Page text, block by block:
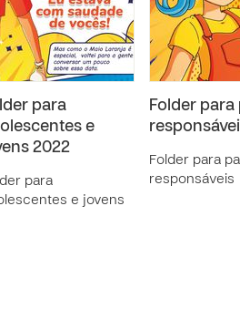
para
e
2022
para
e jovens
Folder para
Folder para
responsáveis